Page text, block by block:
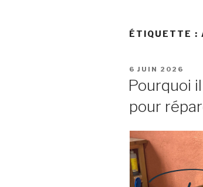
ÉTIQUETTE :
6 JUIN 2026
Pourquoi
pour